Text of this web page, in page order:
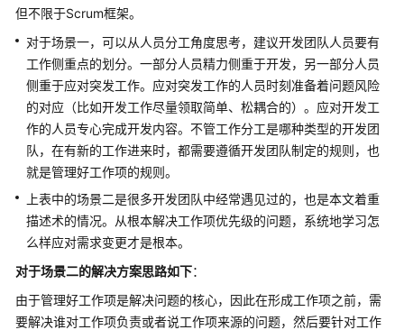
践
述
需
求
管
理
迭
代
划
迭
代
但不限于Scrum框架。
对于场景一，可以从人员分工角度思考，建议开发团队人员要有
工作侧重点的划分。一部分人员精力侧重于开发，另一部分人员
侧重于应对突发工作。应对突发工作的人员时刻准备着问题风险
的对应（比如开发工作尽量领取简单、松耦合的）。应对开发工
作的人员专心完成开发内容。不管工作分工是哪种类型的开发团
队，在有新的工作进来时，都需要遵循开发团队制定的规则，也
就是管理好工作项的规则。
上表中的场景二是很多开发团队中经常遇见过的，也是本文着重
描述术的情况。从根本解决工作项优先级的问题，系统地学习怎
么样应对需求变更才是根本。
对于场景二的解决方案思路如下：
由于管理好工作项是解决问题的核心，因此在形成工作项之前，需
要解决谁对工作项负责或者说工作项来源的问题，然后要针对工作